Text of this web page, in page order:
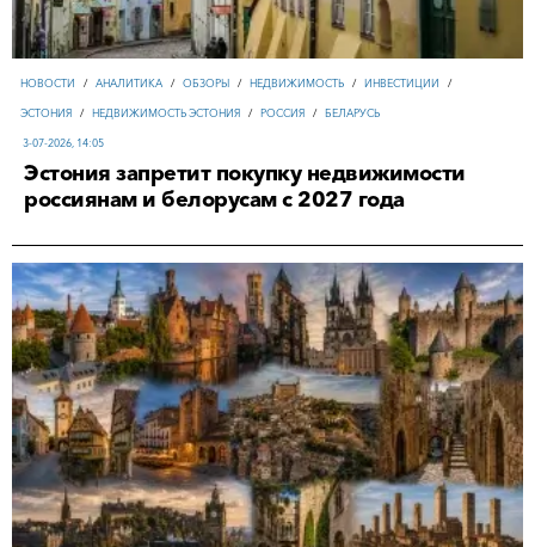
НОВОСТИ / АНАЛИТИКА / ОБЗОРЫ / НЕДВИЖИМОСТЬ / ИНВЕСТИЦИИ /
ЭСТОНИЯ / НЕДВИЖИМОСТЬ ЭСТОНИЯ / РОССИЯ / БЕЛАРУСЬ
3-07-2026, 14:05
Эстония запретит покупку недвижимости
россиянам и белорусам с 2027 года